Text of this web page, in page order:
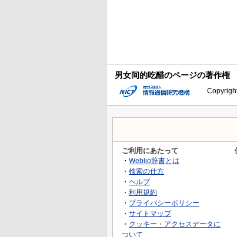
男女间的吃醋のページの著作権
ご利用にあたって
・ Weblio辞書とは
・ 検索の仕方
・ ヘルプ
・ 利用規約
・ プライバシーポリシー
・ サイトマップ
・ クッキー・アクセスデータに
ついて